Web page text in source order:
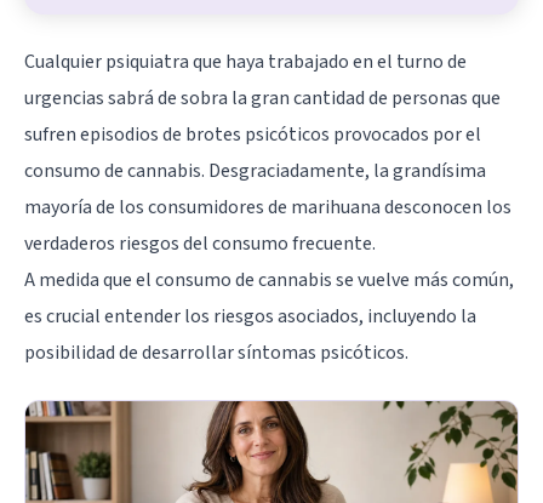
Cualquier psiquiatra que haya trabajado en el turno de
urgencias sabrá de sobra la gran cantidad de personas que
sufren episodios de brotes psicóticos provocados por el
consumo decannabis. Desgraciadamente, la grandísima
mayoría de los consumidores de marihuana desconocen los
verdaderos riesgos del consumo frecuente.
A medida que el consumo de cannabis se vuelve más común,
es crucial entender los riesgos asociados, incluyendo la
posibilidad de desarrollar síntomas psicóticos.